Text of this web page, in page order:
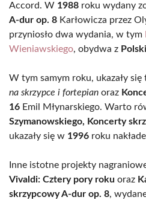
Accord. W 1988 roku wydany
A-dur op. 8 Karłowicza przez
przyniosło dwa wydania, w tym
Wieniawskiego, obydwa z
W tym samym roku, ukazały się
na skrzypce i fortepian oraz
16 Emil Młynarskiego. Warto
Szymanowskiego, Koncerty
ukazały się w 1996 roku
Inne istotne projekty
Vivaldi: Cztery pory roku oraz
skrzypcowy A-dur op. 8,